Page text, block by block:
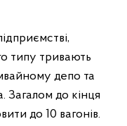
типу тривають
депо та
до кінця
до 10 вагонів.